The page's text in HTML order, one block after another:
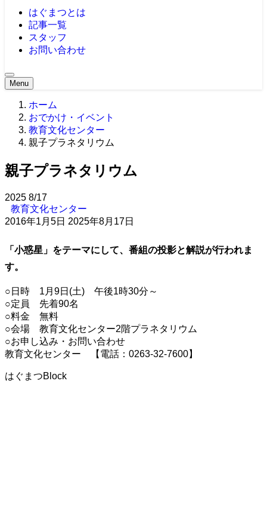
はぐまつとは
記事一覧
スタッフ
お問い合わせ
Menu
ホーム
おでかけ・イベント
教育文化センター
親子プラネタリウム
親子プラネタリウム
2025 8/17
教育文化センター
2016年1月5日 2025年8月17日
「小惑星」をテーマにして、番組の投影と解説が行われま
す。
○日時 1月9日(土) 午後1時30分～
○定員 先着90名
○料金 無料
○会場 教育文化センター2階プラネタリウム
○お申し込み・お問い合わせ
教育文化センター 【電話：0263-32-7600】
はぐまつBlock